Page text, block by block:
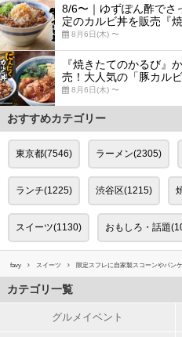
8/6〜｜ゆずぽん酢でさ
定のカルビ丼を販売『
8月6日(木) 〜
『焼きたてのかるび』
売！大人気の「豚カル
8月6日(木) 〜
おすすめカテゴリー
東京都(7546) ラーメン(2305)
ランチ(1225) 渋谷区(1215)
スイーツ(1130) おもしろ・話題
favy スイーツ 限定スフレに自家製スコーンやパン
カテゴリ一覧
グルメイベント